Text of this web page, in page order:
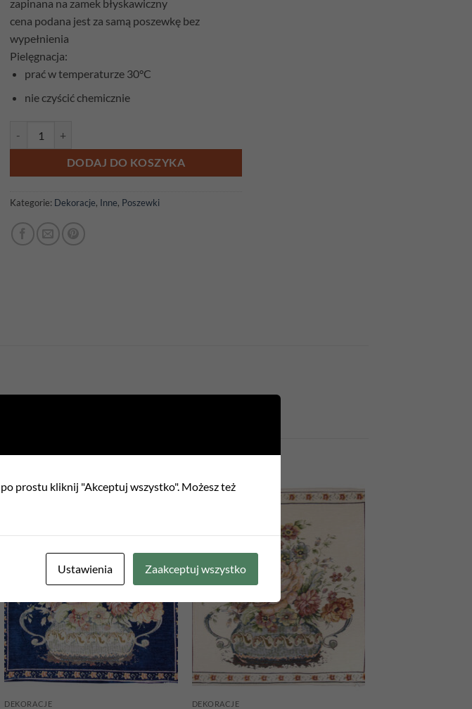
zapinana na zamek błyskawiczny
cena podana jest za samą poszewkę bez
wypełnienia
Pielęgnacja:
prać w temperaturze 30°C
nie czyścić chemicznie
DODAJ DO KOSZYKA
Kategorie: Dekoracje, Inne, Poszewki
DEKORACJE DEKORACJE
prostu kliknij "Akceptuj wszystko". Możesz też
Ustawienia Zaakceptuj wszystko